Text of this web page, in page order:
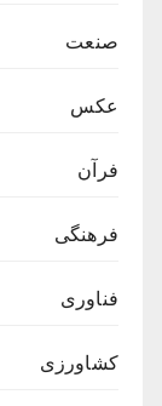
صنعت
عکس
فرآن
فرهنگی
فناوری
کشاورزی